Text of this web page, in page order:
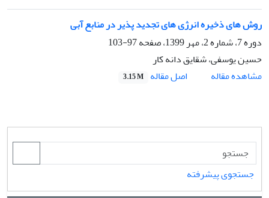
روش های ذخیره انرژی های تجدید پذیر در منابع آبی
دوره 7، شماره 2، مهر 1399، صفحه
97-103
حسین یوسفی، شقایق دانه کار
مشاهده مقاله
اصل مقاله 3.15 M
جستجوی پیشرفته